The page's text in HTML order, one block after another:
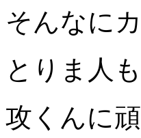
そんなに
とりま人
攻くんに